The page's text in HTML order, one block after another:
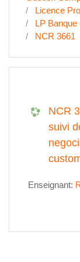
Licence
LP Banque
NCR 3661
NCR
suivi
Enseignant: